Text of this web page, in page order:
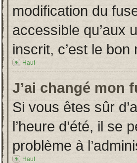
modification du
accessible qu’aux
inscrit, c’est le
Haut
J’ai changé mon
Si vous êtes sûr
l’heure d’été, il se
problème à
Haut